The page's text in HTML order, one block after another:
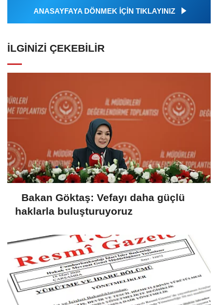
ANASAYFAYA DÖNMEK İÇİN TIKLAYINIZ
İLGINIZI ÇEKEBILIR
Bakan Göktaş: Vefayı daha güçlü
haklarla buluşturuyoruz